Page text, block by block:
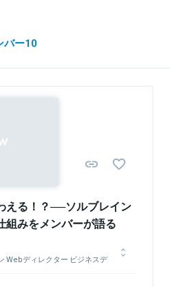
バー10
える！？──ソルブレイン
組みをメンバーが語る
Webディレクター ビジネスデ